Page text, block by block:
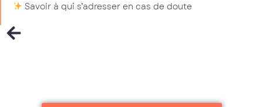
Savoir à qui s’adresser en cas de doute